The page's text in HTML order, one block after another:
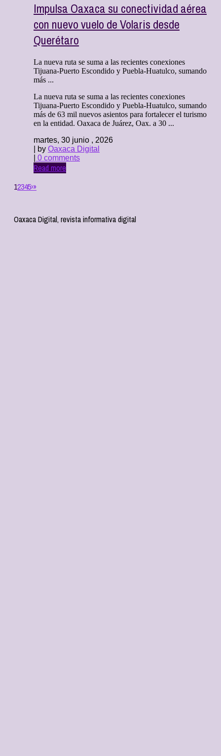
Impulsa Oaxaca su conectividad aérea
con nuevo vuelo de Volaris desde
Querétaro
La nueva ruta se suma a las recientes conexiones
Tijuana-Puerto Escondido y Puebla-Huatulco, sumando
más ...
La nueva ruta se suma a las recientes conexiones
Tijuana-Puerto Escondido y Puebla-Huatulco, sumando
más de 63 mil nuevos asientos para fortalecer el turismo
en la entidad. Oaxaca de Juárez, Oax. a 30 ...
martes, 30 junio , 2026
| by Oaxaca Digital
0 comments
Read more
12345›»
Oaxaca Digital, revista informativa digital